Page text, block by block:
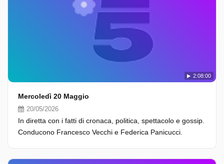
2:08:00
Mercoledì 20 Maggio
20/05/2026
In diretta con i fatti di cronaca, politica, spettacolo e gossip.
Conducono Francesco Vecchi e Federica Panicucci.